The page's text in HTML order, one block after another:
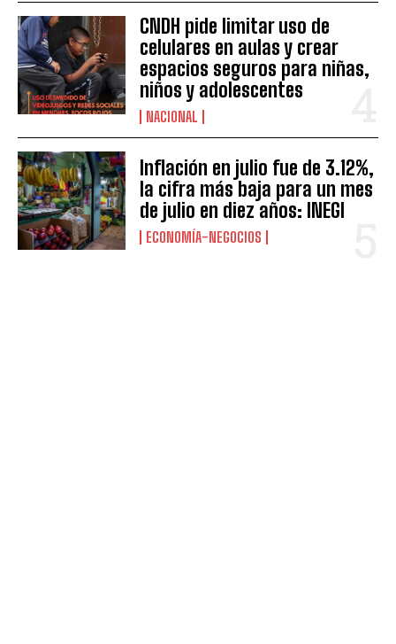
CNDH pide limitar uso de
celulares en aulas y crear
espacios seguros para niñas,
niños y adolescentes
NACIONAL
Inflación en julio fue de 3.12%,
la cifra más baja para un mes
de julio en diez años: INEGI
ECONOMÍA-NEGOCIOS